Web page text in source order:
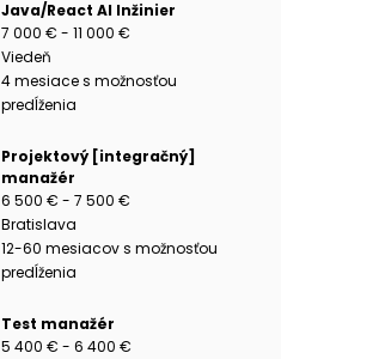
Java/React AI Inžinier
7 000 € - 11 000 €
Viedeň
4 mesiace s možnosťou
predĺženia
Projektový [integračný]
manažér
6 500 € - 7 500 €
Bratislava
12-60 mesiacov s možnosťou
predĺženia
Test manažér
5 400 € - 6 400 €